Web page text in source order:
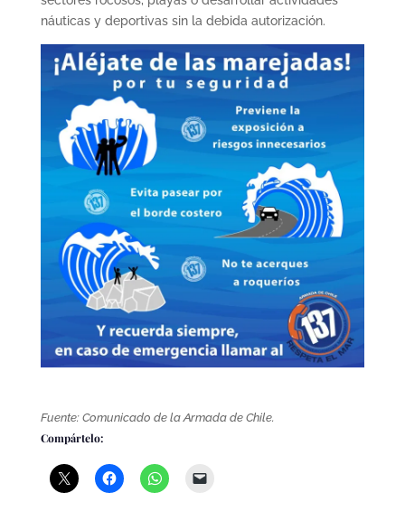
náuticas y deportivas sin la debida autorización.
Fuente: Comunicado de la Armada de Chile.
Compártelo: